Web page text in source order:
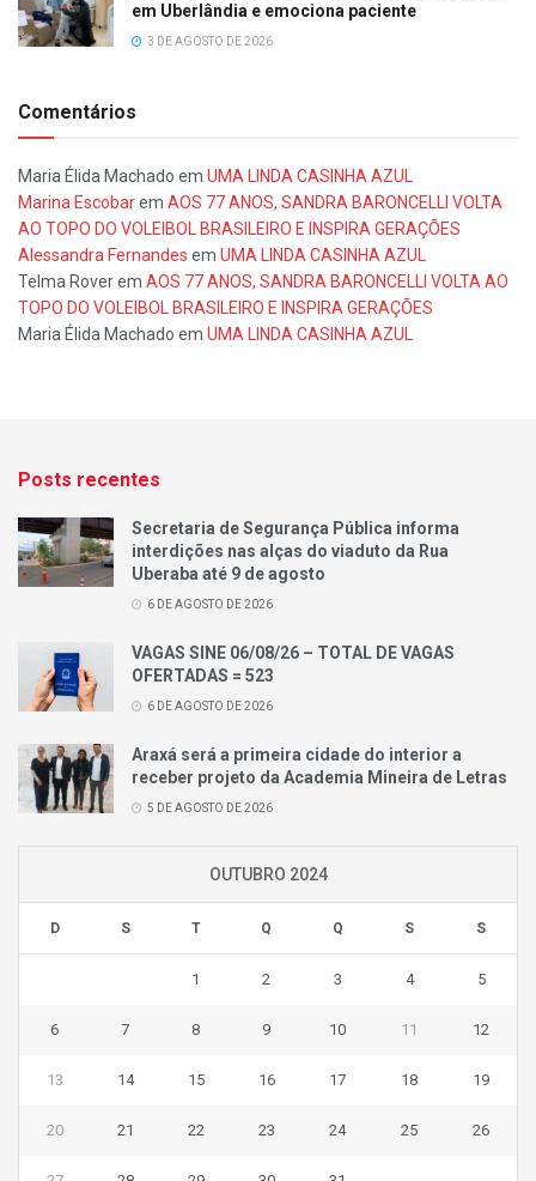
em Uberlândia e emociona paciente
3 DE AGOSTO DE 2026
Comentários
Maria Élida Machado em UMA LINDA CASINHA AZUL
Marina Escobarem AOS 77 ANOS, SANDRA BARONCELLI VOLTA
AO TOPO DO VOLEIBOL BRASILEIRO E INSPIRA GERAÇÕES
Alessandra Fernandes em UMA LINDA CASINHA AZUL
Telma Roverem AOS 77 ANOS, SANDRA BARONCELLI VOLTA AO
TOPO DO VOLEIBOL BRASILEIRO E INSPIRA GERAÇÕES
Maria Élida Machado em UMA LINDA CASINHA AZUL
Posts recentes
Secretaria de Segurança Pública informa
interdições nas alças do viaduto da Rua
Uberaba até 9 de agosto
6 DE AGOSTO DE 2026
VAGAS SINE 06/08/26 – TOTAL DE VAGAS
OFERTADAS = 523
6 DE AGOSTO DE 2026
Araxá será a primeira cidade do interior a
receber projeto da Academia Mineira de Letras
5 DE AGOSTO DE 2026
OUTUBRO 2024
D S T Q Q S S
1 2 3 4 5
6 7 8 9 10 11 12
13 14 15 16 17 18 19
20 21 22 23 24 25 26